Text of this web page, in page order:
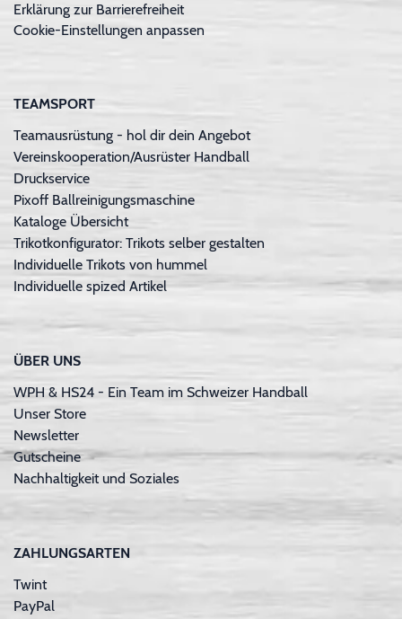
Erklärung zur Barrierefreiheit
Cookie-Einstellungen anpassen
TEAMSPORT
Teamausrüstung - hol dir dein Angebot
Vereinskooperation/Ausrüster Handball
Druckservice
Pixoff Ballreinigungsmaschine
Kataloge Übersicht
Trikotkonfigurator: Trikots selber gestalten
Individuelle Trikots von hummel
Individuelle spized Artikel
ÜBER UNS
WPH & HS24 - Ein Team im Schweizer Handball
Unser Store
Newsletter
Gutscheine
Nachhaltigkeit und Soziales
ZAHLUNGSARTEN
Twint
PayPal